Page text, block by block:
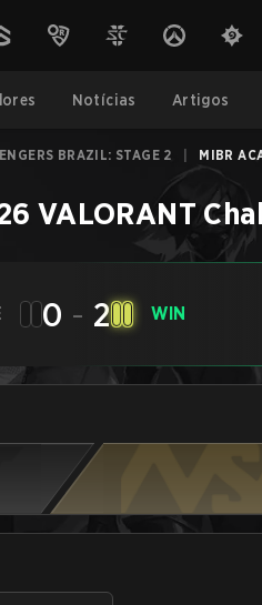
Notícias Artigos
BRAZIL: STAGE 2 MIBR
VALORANT
0 - 2 WIN